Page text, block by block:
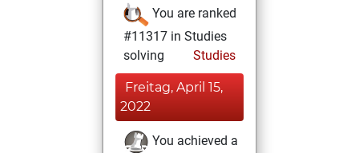
You are ranked
#11317 in Studies
solving
Studies
Freitag, April 15,
2022
You achieved a